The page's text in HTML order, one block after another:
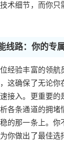
术细节，而你只
线路：你的专
经验丰富的领航
这确保了无论你
接入。更重要的
各条通道的拥堵
的那一条上。你
你做出了最佳选